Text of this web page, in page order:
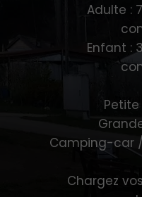
Adulte :
Enfant :
Petite
Camping-car
Chargez